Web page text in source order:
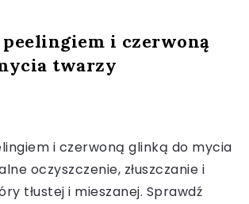
peelingiem i czerwoną
twarzy
i czerwoną glinką do mycia
oczyszczenie, złuszczanie i
tłustej i mieszanej. Sprawdź